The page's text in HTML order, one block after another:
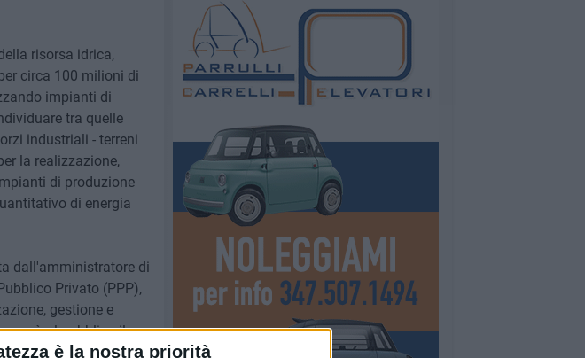
è la nostra priorità
risorsa idrica,
circa 100 milioni di
impianti di
tra quelle
industriali - terreni
la realizzazione,
di produzione
di energia
dall'amministratore di
Privato (PPP),
gestione e
al pubblico il
tempistica è